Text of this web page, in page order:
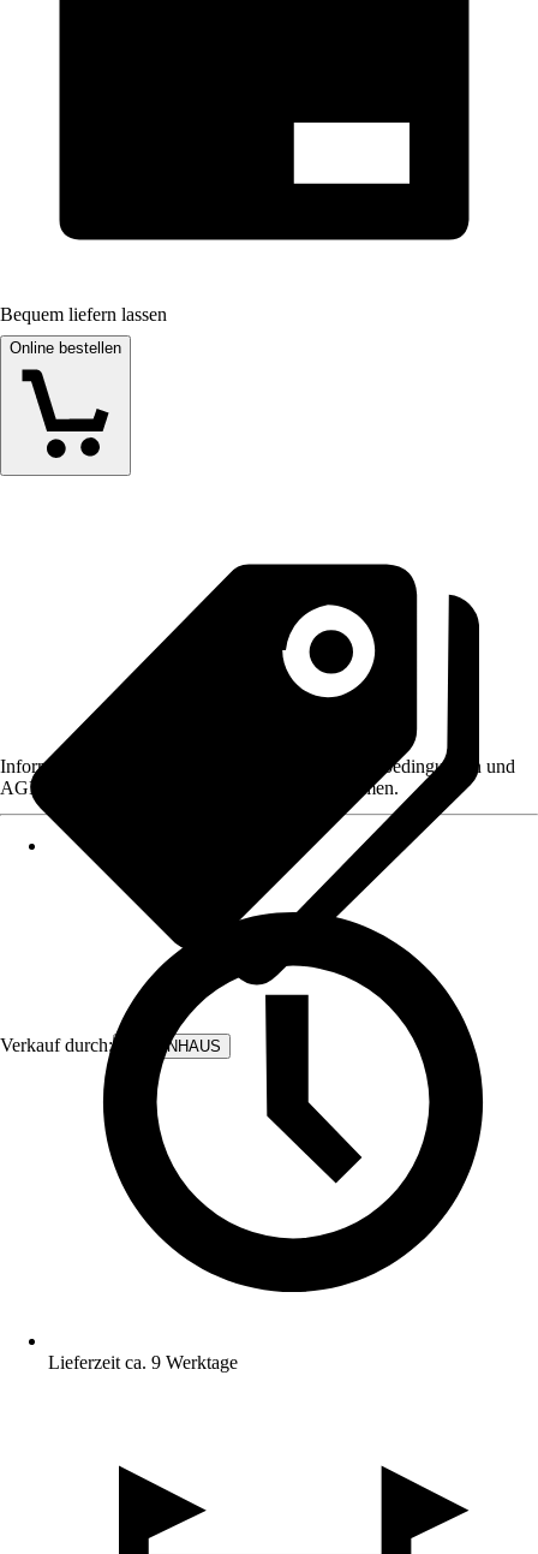
Bequem liefern lassen
Online bestellen
Verkauf durch: BODENHAUS
Informationen des Verkäufers, wie z. B. Rückgabebedingungen und
AGB, finden Sie bei Klick auf den Verkäufernamen.
Lieferzeit ca. 9 Werktage